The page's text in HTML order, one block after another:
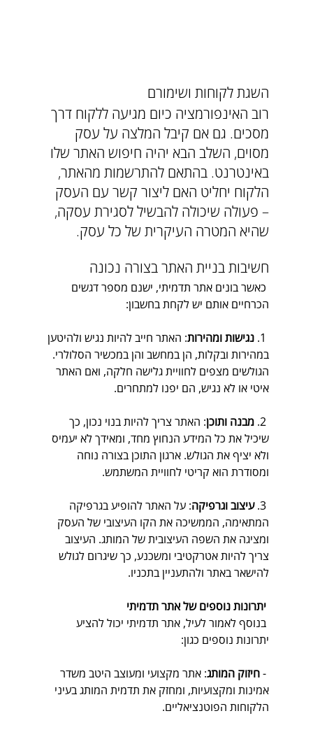
השגת לקוחות ושימורם
רוב האינפורמציה כיום מגיעה ללקוח דרך
מסכים. גם אם קיבל המלצה על עסק
מסוים, השלב הבא יהיה חיפוש האתר שלו
באינטרנט. בהתאם להתרשמות מהאתר,
הלקוח יחליט האם ליצור קשר עם העסק
– פעולה שיכולה להבשיל לסגירת עסקה,
שהיא המטרה העיקרית של כל עסק.
חשיבות בניית האתר בצורה נכונה
כאשר בונים אתר תדמיתי, ישנם מספר דגשים
הכרחיים אותם יש לקחת בחשבון:
נגישות ומהירות: האתר חייב להיות נגיש ולהיטען
במהירות ובקלות, הן במחשב והן במכשיר הסלולרי.
הגולשים מצפים לחוויית גלישה חלקה, ואם האתר
איטי או לא נגיש, הם יפנו למתחרים.
מבנה ותוכן: האתר צריך להיות בנוי נכון, כך
שיכיל את כל המידע הנחוץ מחד, ומאידך לא יעמיס
ולא יציף את הגולש. ארגון התוכן בצורה נוחה
ומסודרת הוא קריטי לחוויית המשתמש.
עיצוב וגרפיקה: על האתר להופיע בגרפיקה
המתאימה, הממשיכה את הקו העיצובי של העסק
ומציגה את השפה העיצובית של המותג. העיצוב
צריך להיות אטרקטיבי ומשכנע, כך שיגרום לגולש
להישאר באתר ולהתעניין בתכניו.
בנוסף לאמור לעיל, אתר תדמיתי יכול להציע
יתרונות נוספים כגון:
חיזוק המותג: אתר מקצועי ומעוצב היטב משדר
אמינות ומקצועיות, ומחזק את תדמית המותג בעיני
הלקוחות הפוטנציאליים.